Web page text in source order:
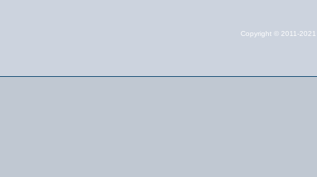
Copyright © 2011-